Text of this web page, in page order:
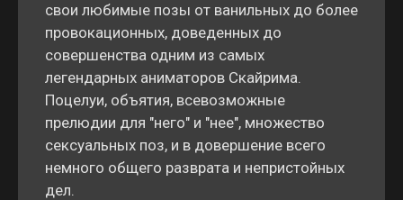
свои любимые позы от ванильных до более
провокационных, доведенных до
совершенства одним из самых
легендарных аниматоров Скайрима.
Поцелуи, объятия, всевозможные
прелюдии для "него" и "нее", множество
сексуальных поз, и в довершение всего
немного общего разврата и непристойных
дел.